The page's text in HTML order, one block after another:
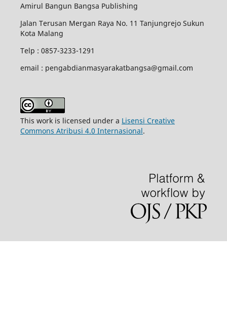
Amirul Bangun Bangsa Publishing
Jalan Terusan Mergan Raya No. 11 Tanjungrejo Sukun
Kota Malang
Telp : 0857-3233-1291
email : pengabdianmasyarakatbangsa@gmail.com
This work is licensed under a Lisensi Creative
Commons Atribusi 4.0 Internasional.